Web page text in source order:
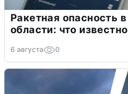
Ракетная опасность
области: что известно
6 августа 0